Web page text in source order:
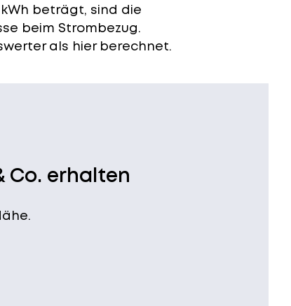
beträgt, sind die
beim Strombezug.
als hier berechnet.
Co. erhalten